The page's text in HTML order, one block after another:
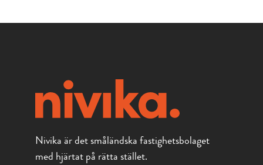
Nivika är det småländska fastighetsbolaget
med hjärtat på rätta stället.